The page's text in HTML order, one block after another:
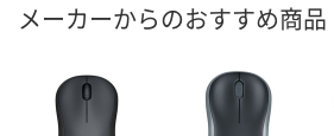
メーカーからのおすすめ商品